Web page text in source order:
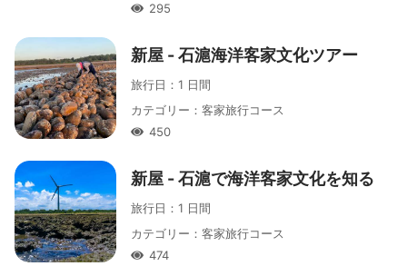
人氣295
新屋 - 石滬海洋客家文化ツアー
旅行日 ： 1 日間
カテゴリー ： 客家旅行コース
人氣450
新屋 - 石滬で海洋客家文化を知る
旅行日 ： 1 日間
カテゴリー ： 客家旅行コース
人氣474